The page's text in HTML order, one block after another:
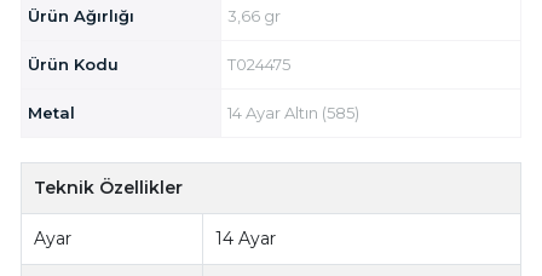
Ürün Ağırlığı 3,66 gr
Ürün Kodu T024475
Metal 14 Ayar Altın (585)
Teknik Özellikler
Ayar 14 Ayar